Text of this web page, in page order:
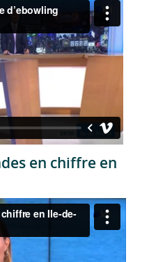
en chiffre en